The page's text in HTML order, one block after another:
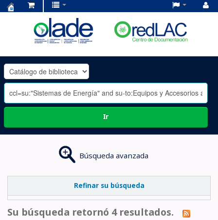
OLADE
-
Ir
Búsqueda avanzada
Refinar su búsqueda
Su búsqueda retornó 4 resultados.